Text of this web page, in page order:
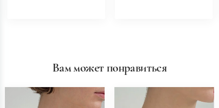
Вам может понравиться